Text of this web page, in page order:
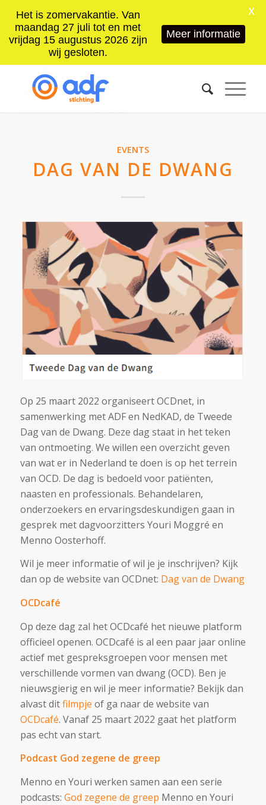
EVENTS
DAG VAN DE DWANG
Op 25 maart 2022 organiseert OCDnet, in
samenwerking met ADF en NedKAD, de Tweede
Dag van de Dwang. Deze dag staat in het teken
van ontmoeting. We willen een overzicht geven
van wat er in Nederland te doen is op het terrein
van OCD. De dag is bedoeld voor patiënten,
naasten en professionals. Behandelaren,
onderzoekers en ervaringsdeskundigen gaan in
gesprek met dagvoorzitters Youri Moggré en
Menno Oosterhoff.
Wil je meer informatie of wil je je inschrijven? Kijk
dan op de website van OCDnet: Dag van de Dwang
OCDcafé
Op deze dag zal het OCDcafé het nieuwe platform
officieel openen. OCDcafé is al een paar jaar online
actief met gespreksgroepen voor mensen met
verschillende vormen van dwang (OCD). Ben je
nieuwsgierig en wil je meer informatie? Bekijk dan
alvast ditfilmpje of ga naar de website van
OCDcafé. Vanaf 25 maart 2022 gaat het platform
pas echt van start.
Podcast God zegene de greep
Menno en Youri werken samen aan een serie
podcasts: God zegene de greep Menno en Youri
Het is zomervakantie. Van
maandag 27 juli tot en met
vrijdag 15 augustus 2026 zijn
wij gesloten.
Meer informatie
X